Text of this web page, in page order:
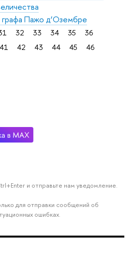
Пажо д’Озембре
32 33 34 35
36
41 42 43 44 45
46
и отправьте нам уведомление.
для отправки сообщений об
ошибках.